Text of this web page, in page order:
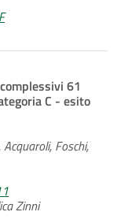
61
C - esito
Foschi,
Zinni